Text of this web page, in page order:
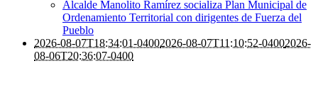
Alcalde Manolito Ramírez socializa Plan Municipal de
Ordenamiento Territorial con dirigentes de Fuerza del
Pueblo
2026-08-07T18:34:01-04002026-08-07T11:10:52-04002026-
08-06T20:36:07-0400